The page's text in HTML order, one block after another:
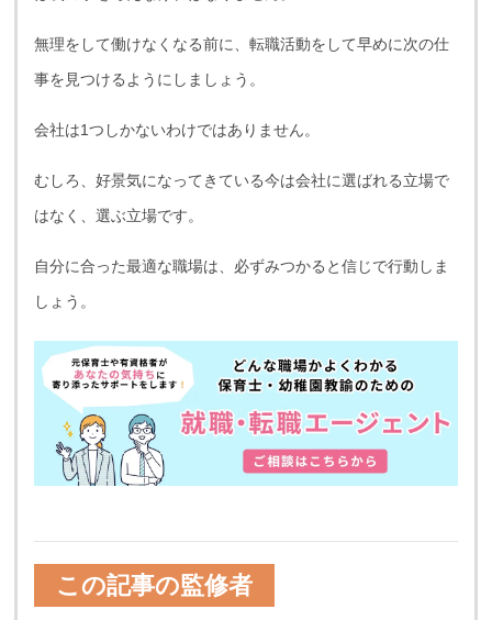
無理をして働けなくなる前に、転職活動をして早めに次の仕
事を見つけるようにしましょう。
会社は1つしかないわけではありません。
むしろ、好景気になってきている今は会社に選ばれる立場で
はなく、選ぶ立場です。
自分に合った最適な職場は、必ずみつかると信じで行動しま
しょう。
この記事の監修者